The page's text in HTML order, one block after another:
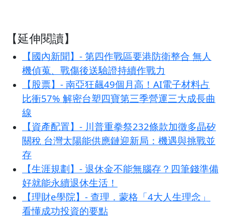
【延伸閱讀】
【國內新聞】- 第四作戰區要港防衛整合 無人
機偵蒐、戰傷後送驗證持續作戰力
【股票】- 南亞狂飆49個月高！AI電子材料占
比衝57% 解密台塑四寶第三季營運三大成長曲
線
【資產配置】- 川普重拳祭232條款加徵多晶矽
關稅 台灣太陽能供應鏈迎新局：機遇與挑戰並
存
【生涯規劃】- 退休金不能無腦存？四筆錢準備
好就能永續退休生活！
【理財e學院】- 查理．蒙格「4大人生理念」
看懂成功投資的要點